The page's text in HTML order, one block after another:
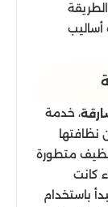
أساليب
، خدمة
نظافتها
متطورة
كانت
باستخدام